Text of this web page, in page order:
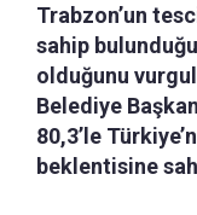
Trabzon’un
sahip
olduğunu
Belediye
80,3’le
beklentisine